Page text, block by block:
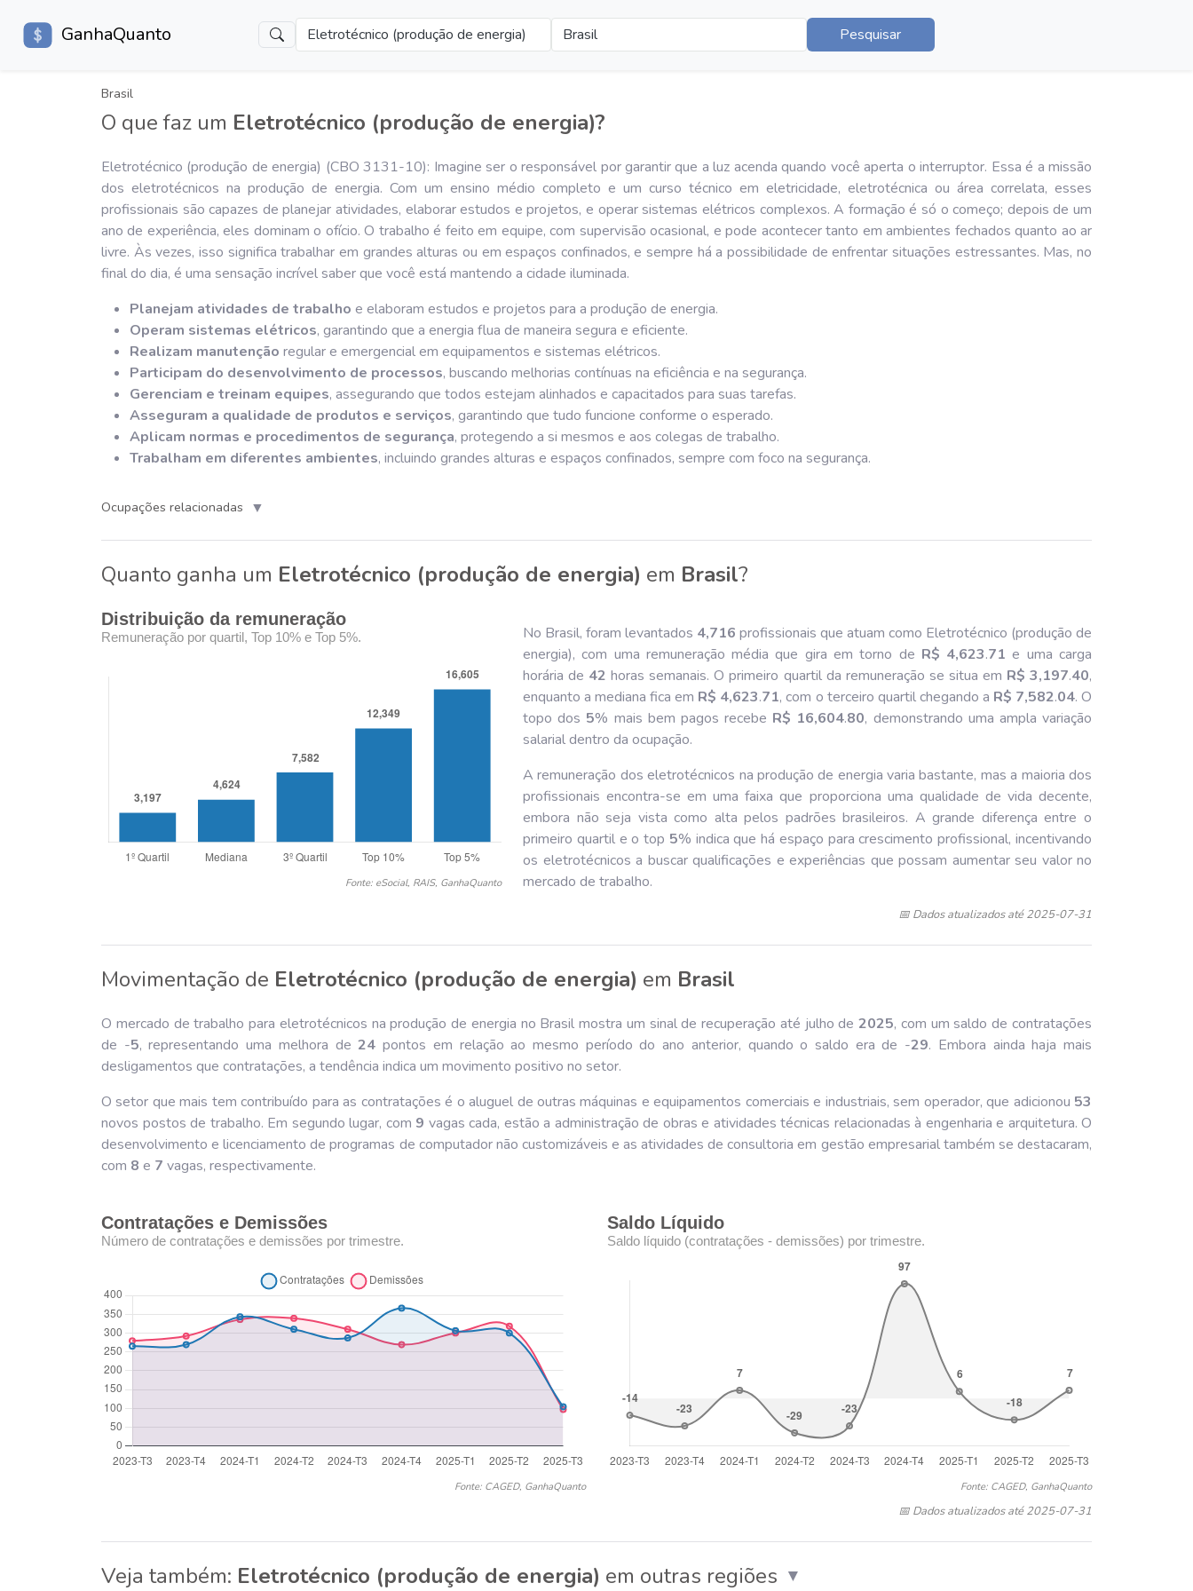
GanhaQuanto Eletrotécnico (produção de energia) Brasil Pesquisar
Brasil
O que faz um Eletrotécnico (produção de energia)?
Eletrotécnico (produção de energia) (CBO 3131-10): Imagine ser o responsável por garantir que a luz acenda quando você aperta o interruptor. Essa é a missão
dos eletrotécnicos na produção de energia. Com um ensino médio completo e um curso técnico em eletricidade, eletrotécnica ou área correlata, esses
profissionais são capazes de planejar atividades, elaborar estudos e projetos, e operar sistemas elétricos complexos. A formação é só o começo; depois de um
ano de experiência, eles dominam o ofício. O trabalho é feito em equipe, com supervisão ocasional, e pode acontecer tanto em ambientes fechados quanto ao ar
livre. Às vezes, isso significa trabalhar em grandes alturas ou em espaços confinados, e sempre há a possibilidade de enfrentar situações estressantes. Mas, no
final do dia, é uma sensação incrível saber que você está mantendo a cidade iluminada.
Planejam atividades de trabalho e elaboram estudos e projetos para a produção de energia.
Operam sistemas elétricos, garantindo que a energia flua de maneira segura e eficiente.
Realizam manutenção regular e emergencial em equipamentos e sistemas elétricos.
Participam do desenvolvimento de processos, buscando melhorias contínuas na eficiência e na segurança.
Gerenciam e treinam equipes, assegurando que todos estejam alinhados e capacitados para suas tarefas.
Asseguram a qualidade de produtos e serviços, garantindo que tudo funcione conforme o esperado.
Aplicam normas e procedimentos de segurança, protegendo a si mesmos e aos colegas de trabalho.
Trabalham em diferentes ambientes, incluindo grandes alturas e espaços confinados, sempre com foco na segurança.
Ocupações relacionadas ▼
Quanto ganha um Eletrotécnico (produção de energia) em Brasil?
Distribuição da remuneração
Remuneração por quartil, Top 10% e Top 5%.
Fonte: eSocial, RAIS, GanhaQuanto
No Brasil, foram levantados 4,716 profissionais que atuam como Eletrotécnico (produção de
energia), com uma remuneração média que gira em torno de R$ 4,623.71 e uma carga
horária de 42 horas semanais. O primeiro quartil da remuneração se situa em R$ 3,197.40,
enquanto a mediana fica em R$ 4,623.71, com o terceiro quartil chegando a R$ 7,582.04. O
topo dos 5% mais bem pagos recebe R$ 16,604.80, demonstrando uma ampla variação
salarial dentro da ocupação.
A remuneração dos eletrotécnicos na produção de energia varia bastante, mas a maioria dos
profissionais encontra-se em uma faixa que proporciona uma qualidade de vida decente,
embora não seja vista como alta pelos padrões brasileiros. A grande diferença entre o
primeiro quartil e o top 5% indica que há espaço para crescimento profissional, incentivando
os eletrotécnicos a buscar qualificações e experiências que possam aumentar seu valor no
mercado de trabalho.
📅 Dados atualizados até 2025-07-31
Movimentação de Eletrotécnico (produção de energia) em Brasil
O mercado de trabalho para eletrotécnicos na produção de energia no Brasil mostra um sinal de recuperação até julho de2025, com um saldo de contratações
de -5, representando uma melhora de24 pontos em relação ao mesmo período do ano anterior, quando o saldo era de -29. Embora ainda haja mais
desligamentos que contratações, a tendência indica um movimento positivo no setor.
O setor que mais tem contribuído para as contratações é o aluguel de outras máquinas e equipamentos comerciais e industriais, sem operador, que adicionou 53
novos postos de trabalho. Em segundo lugar, com 9 vagas cada, estão a administração de obras e atividades técnicas relacionadas à engenharia e arquitetura. O
desenvolvimento e licenciamento de programas de computador não customizáveis e as atividades de consultoria em gestão empresarial também se destacaram,
com 8 e 7 vagas, respectivamente.
Contratações e Demissões
Número de contratações e demissões por trimestre.
Fonte: CAGED, GanhaQuanto
Saldo Líquido
Saldo líquido (contratações - demissões) por trimestre.
Fonte: CAGED, GanhaQuanto
📅 Dados atualizados até 2025-07-31
Veja também: Eletrotécnico (produção de energia) em outras regiões ▼